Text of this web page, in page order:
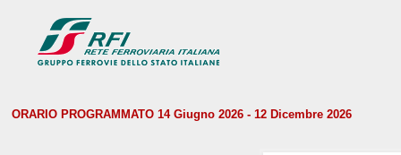
ORARIO PROGRAMMATO 14 Giugno 2026 - 12 Dicembre 2026